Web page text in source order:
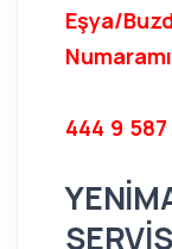
Eşya/
444 9 587